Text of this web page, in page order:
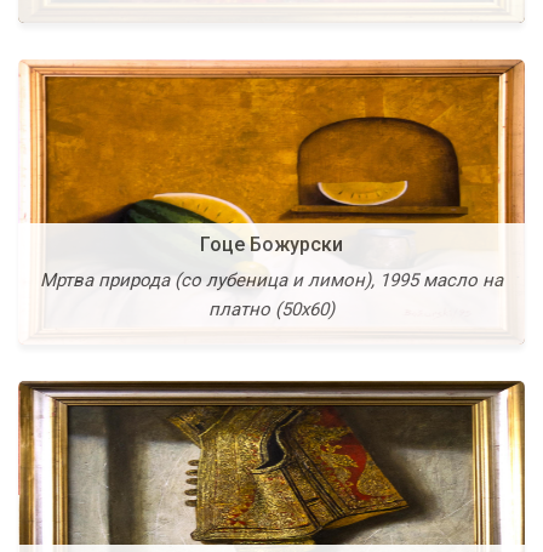
Гоце Божурски
Мртва природа (со лубеница и лимон), 1995 масло на
платно (50х60)
Данчо Кал’чев
Мртва природа, 1994 масло на шперплоча (57х71)